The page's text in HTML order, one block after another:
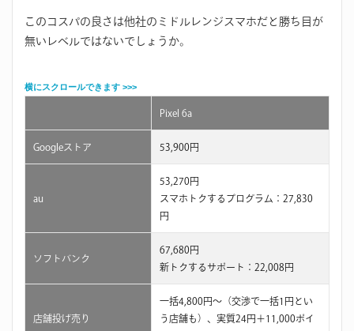
このコスパの良さは他社のミドルレンジスマホだと勝ち目が
無いレベルではないでしょうか。
Pixel 6a
Googleストア 53,900円
au
53,270円
スマホトクするプログラム：27,830
円
ソフトバンク
67,680円
新トクするサポート：22,008円
店舗投げ売り
一括4,800円〜（交渉で一括1円とい
う店舗も）、実質24円＋11,000ポイ